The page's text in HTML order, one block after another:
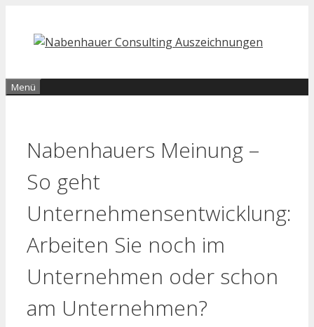
Inhalt
springen
Menü
Nabenhauers Meinung –
So geht
Unternehmensentwicklung:
Arbeiten Sie noch im
Unternehmen oder schon
am Unternehmen?